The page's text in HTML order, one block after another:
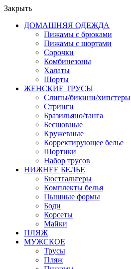
Закрыть
ДОМАШНЯЯ ОДЕЖДА
Пижамы с брюками
Пижамы с шортами
Сорочки
Комбинезоны
Халаты
Шорты
ЖЕНСКИЕ ТРУСЫ
Слипы/бикини/хипстеры
Стринги
Бразильяно/танга
Бесшовные
Кружевные
Корректирующее белье
Шортики
Набор трусов
НИЖНЕЕ БЕЛЬЕ
Бюстгальтеры
Комплекты белья
Пышные формы
Боди
Корсеты
Майки
ПЛЯЖ
МУЖСКОЕ
Трусы
Пляж